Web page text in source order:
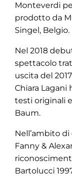
Monteverdi
prodotto da
Singel, Belgio.
Nel 2018
spettacolo
uscita del
Chiara Lagani
testi originali
Baum.
Nell’ambito
Fanny &
Bartolucci